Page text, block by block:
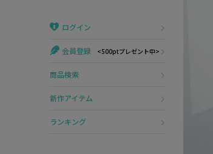
GLAMOROUS
ログイン
会員登録 <500ptプレゼント中>
商品検索
新作アイテム
ランキング